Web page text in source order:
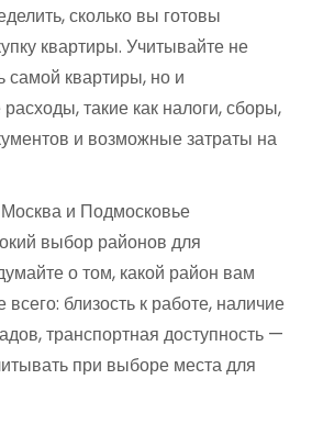
сколько вы готовы
квартиры. Учитывайте не
самой квартиры, но и
такие как налоги, сборы,
и возможные затраты на
Москва и Подмосковье
выбор районов для
о том, какой район вам
близость к работе, наличие
транспортная доступность —
при выборе места для